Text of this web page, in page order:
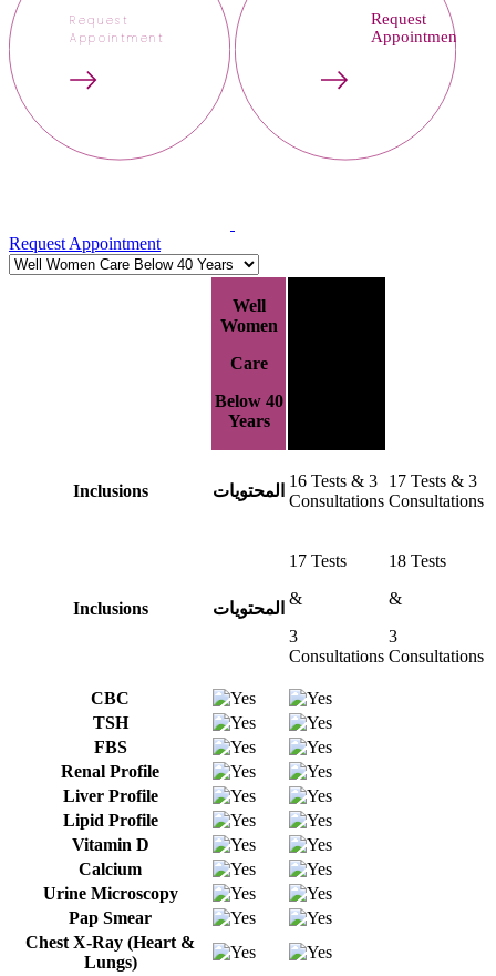
Request
Appointment
Request
Appointment
Request Appointment
Well
Women
Care
Below 40
Years
Inclusions المحتويات
16 Tests & 3
Consultations
17 Tests & 3
Consultations
Inclusions المحتويات
17 Tests
&
3
Consultations
18 Tests
&
3
Consultations
CBC
TSH
FBS
Renal Profile
Liver Profile
Lipid Profile
Vitamin D
Calcium
Urine Microscopy
Pap Smear
Chest X-Ray (Heart &
Lungs)